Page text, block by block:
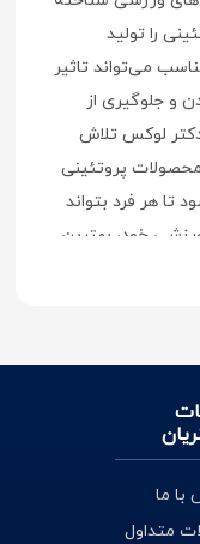
را تولید
می‌تواند تاثیر
و جلوگیری از
لوکس تلاش
پروتئینی
تا هر فرد بتواند
خود، بهترین
بدنسازی
چه نقشی
که با هدف تامین
می‌شود. بدن انسان
با ما
متداول